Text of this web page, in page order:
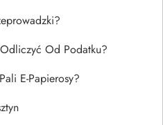
Od Podatku?
E-Papierosy?